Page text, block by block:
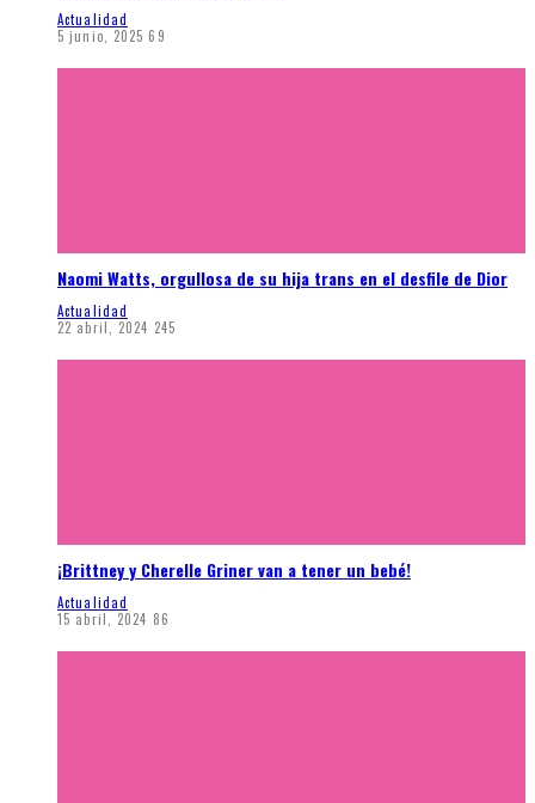
Actualidad
5 junio, 2025 69
Naomi Watts, orgullosa de su hija trans en el desfile de Dior
Actualidad
22 abril, 2024 245
¡Brittney y Cherelle Griner van a tener un bebé!
Actualidad
15 abril, 2024 86